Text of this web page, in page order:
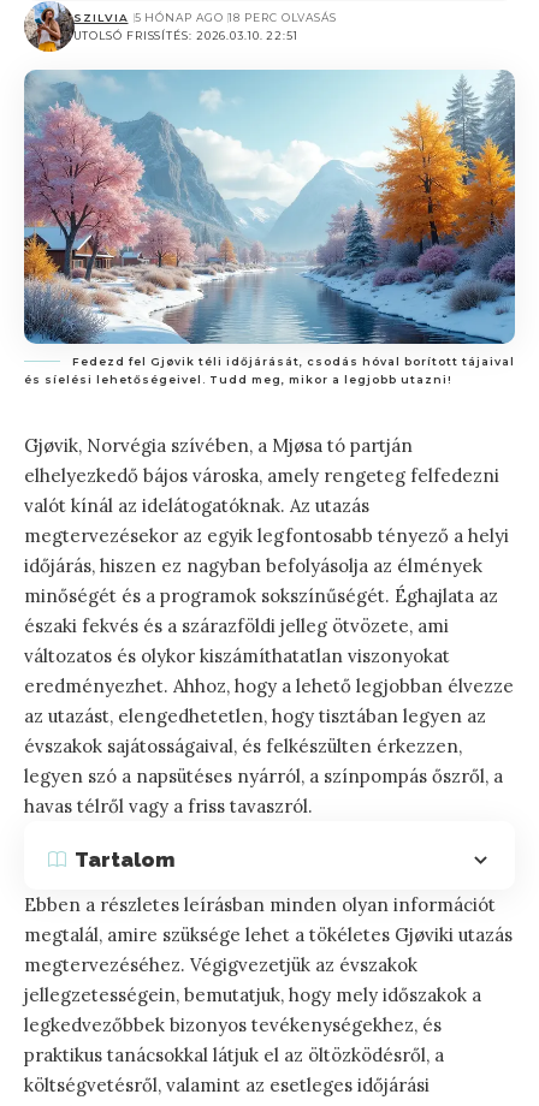
UTOLSÓ FRISSÍTÉS: 2026.03.10. 22:51
SZILVIA 5 HÓNAP AGO 18 PERC OLVASÁS
Fedezd fel Gjøvik téli időjárását, csodás hóval borított tájaival
és síelési lehetőségeivel. Tudd meg, mikor a legjobb utazni!
Gjøvik, Norvégia szívében, a Mjøsa tó partján
elhelyezkedő bájos városka, amely rengeteg felfedezni
valót kínál az idelátogatóknak. Az utazás
megtervezésekor az egyik legfontosabb tényező a helyi
időjárás, hiszen ez nagyban befolyásolja az élmények
minőségét és a programok sokszínűségét. Éghajlata az
északi fekvés és a szárazföldi jelleg ötvözete, ami
változatos és olykor kiszámíthatatlan viszonyokat
eredményezhet. Ahhoz, hogy a lehető legjobban élvezze
az utazást, elengedhetetlen, hogy tisztában legyen az
évszakok sajátosságaival, és felkészülten érkezzen,
legyen szó a napsütéses nyárról, a színpompás őszről, a
havas télről vagy a friss tavaszról.
Tartalom
Ebben a részletes leírásban minden olyan információt
megtalál, amire szüksége lehet a tökéletes Gjøviki utazás
megtervezéséhez. Végigvezetjük az évszakok
jellegzetességein, bemutatjuk, hogy mely időszakok a
legkedvezőbbek bizonyos tevékenységekhez, és
praktikus tanácsokkal látjuk el az öltözködésről, a
költségvetésről, valamint az esetleges időjárási